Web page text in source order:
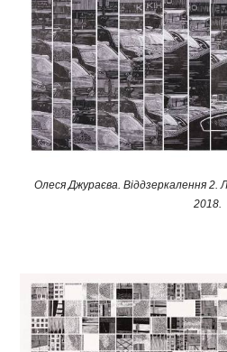
Олеся Джураєва. Віддзеркалення 2.
2018. ​